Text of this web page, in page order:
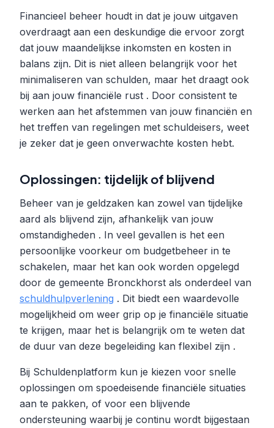
Financieel beheer houdt in dat je jouw uitgaven
overdraagt aan een deskundige die ervoor zorgt
dat jouw maandelijkse inkomsten en kosten in
balans zijn. Dit is niet alleen belangrijk voor het
minimaliseren van schulden, maar het draagt ook
bij aan jouw financiële rust . Door consistent te
werken aan het afstemmen van jouw financiën en
het treffen van regelingen met schuldeisers, weet
je zeker dat je geen onverwachte kosten hebt.
Oplossingen: tijdelijk of blijvend
Beheer van je geldzaken kan zowel van tijdelijke
aard als blijvend zijn, afhankelijk van jouw
omstandigheden . In veel gevallen is het een
persoonlijke voorkeur om budgetbeheer in te
schakelen, maar het kan ook worden opgelegd
door de gemeente Bronckhorst als onderdeel van
schuldhulpverlening . Dit biedt een waardevolle
mogelijkheid om weer grip op je financiële situatie
te krijgen, maar het is belangrijk om te weten dat
de duur van deze begeleiding kan flexibel zijn .
Bij Schuldenplatform kun je kiezen voor snelle
oplossingen om spoedeisende financiële situaties
aan te pakken, of voor een blijvende
ondersteuning waarbij je continu wordt bijgestaan